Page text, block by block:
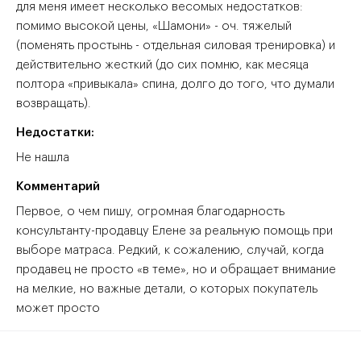
для меня имеет несколько весомых недостатков:
помимо высокой цены, «Шамони» - оч. тяжелый
(поменять простынь - отдельная силовая тренировка) и
действительно жесткий (до сих помню, как месяца
полтора «привыкала» спина, долго до того, что думали
возвращать).
Недостатки:
Не нашла
Комментарий
Первое, о чем пишу, огромная благодарность
консультанту-продавцу Елене за реальную помощь при
выборе матраса. Редкий, к сожалению, случай, когда
продавец не просто «в теме», но и обращает внимание
на мелкие, но важные детали, о которых покупатель
может просто